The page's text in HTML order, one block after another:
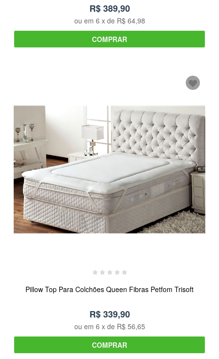
R$ 389,90
ou em 6 x de R$ 64,98
COMPRAR
Pillow Top Para Colchões Queen Fibras Petfom Trisoft
R$ 339,90
ou em 6 x de R$ 56,65
COMPRAR